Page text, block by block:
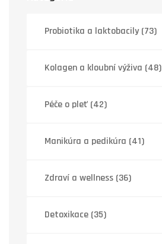
Probiotika a laktobacily(73)
Kolagen a kloubní výživa (48)
Péče o pleť (42)
Manikúra a pedikúra (41)
Zdraví a wellness (36)
Detoxikace (35)